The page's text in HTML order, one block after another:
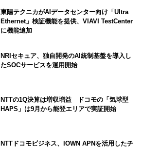
東陽テクニカがAIデータセンター向け「Ultra
Ethernet」検証機能を提供、VIAVI TestCenter
に機能追加
NRIセキュア、独自開発のAI統制基盤を導入し
たSOCサービスを運用開始
NTTの1Q決算は増収増益 ドコモの「気球型
HAPS」は9月から能登エリアで実証開始
NTTドコモビジネス、IOWN APNを活用したチ